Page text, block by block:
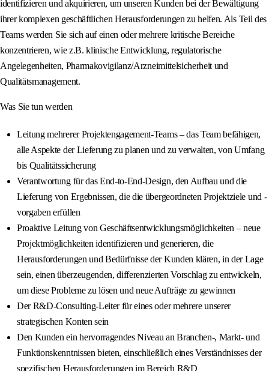
identifizieren und akquirieren, um unseren Kunden bei der Bewältigung
ihrer komplexen geschäftlichen Herausforderungen zu helfen. Als Teil des
Teams werden Sie sich auf einen oder mehrere kritische Bereiche
konzentrieren, wie z.B. klinische Entwicklung, regulatorische
Angelegenheiten, Pharmakovigilanz/Arzneimittelsicherheit und
Qualitätsmanagement.
Was Sie tun werden
Leitung mehrerer Projektengagement-Teams – das Team befähigen,
alle Aspekte der Lieferung zu planen und zu verwalten, von Umfang
bis Qualitätssicherung
Verantwortung für das End-to-End-Design, den Aufbau und die
Lieferung von Ergebnissen, die die übergeordneten Projektziele und -
vorgaben erfüllen
Proaktive Leitung von Geschäftsentwicklungsmöglichkeiten – neue
Projektmöglichkeiten identifizieren und generieren, die
Herausforderungen und Bedürfnisse der Kunden klären, in der Lage
sein, einen überzeugenden, differenzierten Vorschlag zu entwickeln,
um diese Probleme zu lösen und neue Aufträge zu gewinnen
Der R&D-Consulting-Leiter für eines oder mehrere unserer
strategischen Konten sein
Den Kunden ein hervorragendes Niveau an Branchen-, Markt- und
Funktionskenntnissen bieten, einschließlich eines Verständnisses der
spezifischen Herausforderungen im Bereich R&D